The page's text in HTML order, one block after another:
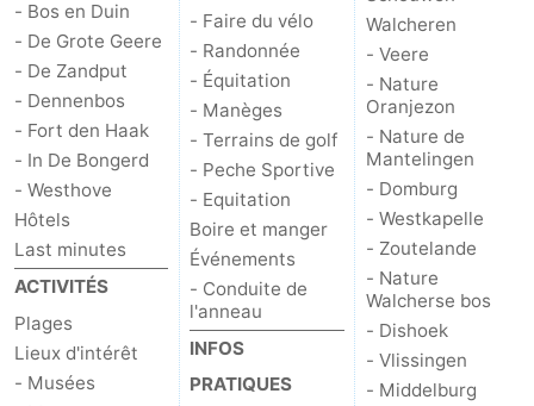
- Bos en Duin
- De Grote Geere
- De Zandput
- Dennenbos
- Fort den Haak
- In De Bongerd
- Westhove
Hôtels
Last minutes
ACTIVITÉS
Plages
Lieux d'intérêt
- Musées
- Faire du vélo
- Randonnée
- Équitation
- Manèges
- Terrains de golf
- Peche Sportive
- Equitation
Boire et manger
Événements
- Conduite de
l'anneau
INFOS
PRATIQUES
Walcheren
- Veere
- Nature
Oranjezon
- Nature de
Mantelingen
- Domburg
- Westkapelle
- Zoutelande
- Nature
Walcherse bos
- Dishoek
- Vlissingen
- Middelburg